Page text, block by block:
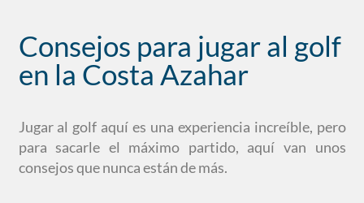
Consejos para jugar al golf
en la Costa Azahar
Jugar al golf aquí es una experiencia increíble, pero
para sacarle el máximo partido, aquí van unos
consejos que nunca están de más.